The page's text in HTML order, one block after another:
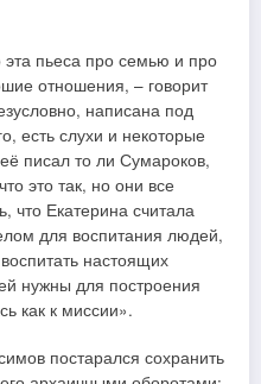
пьеса про семью и про
отношения, – говорит
написана под
есть слухи и некоторые
писал то ли Сумароков,
это так, но они все
что Екатерина считала
для воспитания людей,
настоящих
нужны для построения
как к миссии».
постарался сохранить